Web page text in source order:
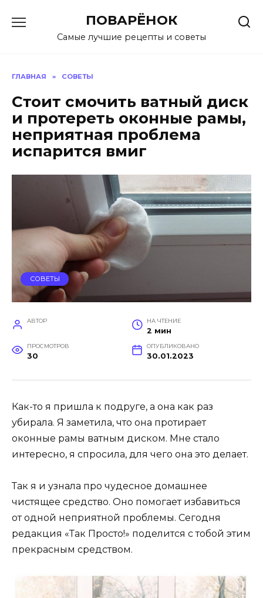
содержанию
ПОВАРЁНОК
Самые лучшие рецепты и советы
ГЛАВНАЯ » СОВЕТЫ
Стоит смочить ватный диск
и протереть оконные рамы,
неприятная проблема
испарится вмиг
СОВЕТЫ
АВТОР НА ЧТЕНИЕ
2 мин
ПРОСМОТРОВ
30
ОПУБЛИКОВАНО
30.01.2023
Как-то я пришла к подруге, а она как раз
убирала. Я заметила, что она протирает
оконные рамы ватным диском. Мне стало
интересно, я спросила, для чего она это делает.
Так я и узнала про чудесное домашнее
чистящее средство. Оно помогает избавиться
от одной неприятной проблемы. Сегодня
редакция «Так Просто!» поделится с тобой этим
прекрасным средством.